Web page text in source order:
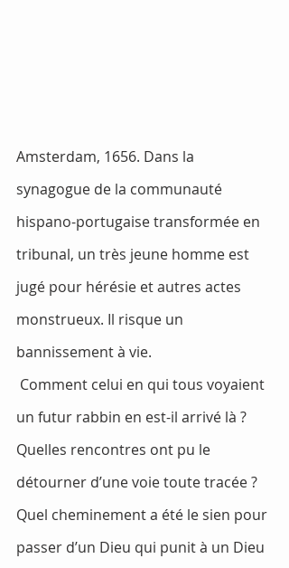
Amsterdam, 1656. Dans la
synagogue de la communauté
hispano-portugaise transformée en
tribunal, un très jeune homme est
jugé pour hérésie et autres actes
monstrueux. Il risque un
bannissement à vie.
un futur rabbin en est-il arrivé là ?
Quelles rencontres ont pu le
détourner d’une voie toute tracée ?
Quel cheminement a été le sien pour
passer d’un Dieu qui punit à un Dieu